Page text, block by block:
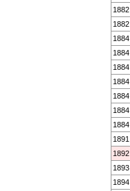
1882
1882
1884
1884
1884
1884
1884
1884
1884
1891
1892
1893
1894